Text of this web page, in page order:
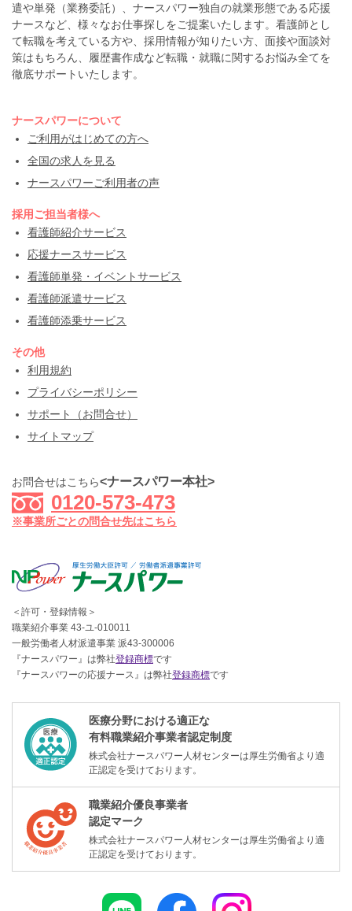
遣や単発（業務委託）、ナースパワー独自の就業形態である応援
ナースなど、様々なお仕事探しをご提案いたします。看護師とし
て転職を考えている方や、採用情報が知りたい方、面接や面談対
策はもちろん、履歴書作成など転職・就職に関するお悩み全てを
徹底サポートいたします。
ナースパワーについて
ご利用がはじめての方へ
全国の求人を見る
ナースパワーご利用者の声
採用ご担当者様へ
看護師紹介サービス
応援ナースサービス
看護師単発・イベントサービス
看護師派遣サービス
看護師添乗サービス
その他
利用規約
プライバシーポリシー
サポート（お問合せ）
サイトマップ
お問合せはこちら<ナースパワー本社>
0120-573-473
※事業所ごとの問合せ先はこちら
＜許可・登録情報＞
職業紹介事業 43-ユ-010011
一般労働者人材派遣事業 派43-300006
『ナースパワー』は弊社登録商標です
『ナースパワーの応援ナース』は弊社登録商標です
医療分野における適正な
有料職業紹介事業者認定制度
株式会社ナースパワー人材センターは厚生労働省より適
正認定を受けております。
職業紹介優良事業者
認定マーク
株式会社ナースパワー人材センターは厚生労働省より適
正認定を受けております。